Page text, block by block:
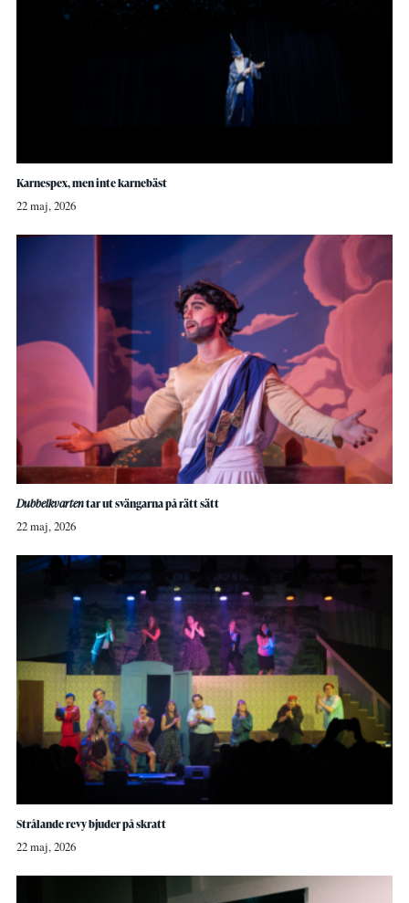
Karnespex, men inte karnebäst
22 maj, 2026
Dubbelkvartentar ut svängarna på rätt sätt
22 maj, 2026
Strålande revy bjuder på skratt
22 maj, 2026